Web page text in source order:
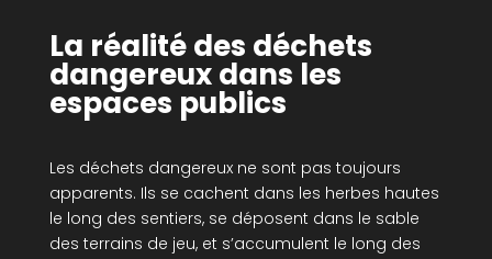
La réalité des déchets
dangereux dans les
espaces publics
Les déchets dangereux ne sont pas toujours
apparents. Ils se cachent dans les herbes hautes
le long des sentiers, se déposent dans le sable
des terrains de jeu, et s’accumulent le long des